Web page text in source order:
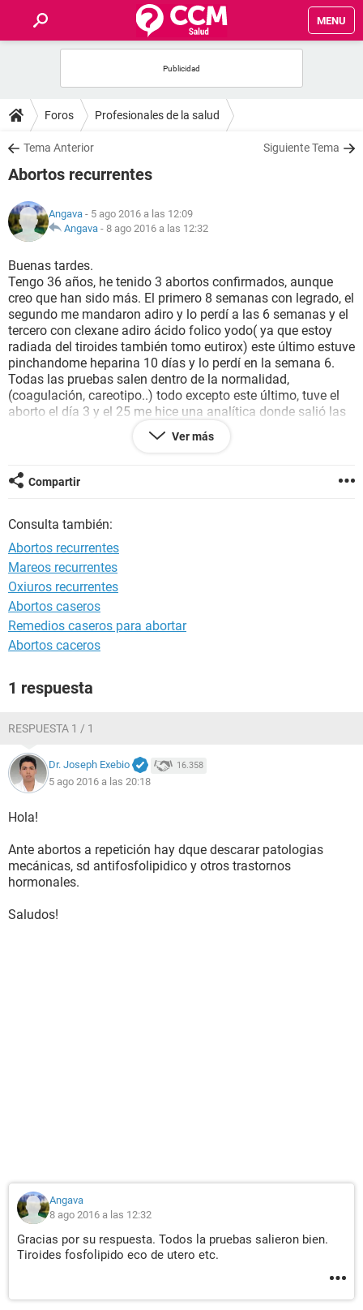
MENU
FOROS
SALUD
NUTRICIÓN
BIENESTAR
SEXUALIDAD
GLOSARIO
Foros Profesionales de la salud
Tema Anterior Siguiente Tema
Abortos recurrentes
Angava - 5 ago 2016 a las 12:09
Angava - 8 ago 2016 a las 12:32
Buenas tardes.
Tengo 36 años, he tenido 3 abortos confirmados, aunque
creo que han sido más. El primero 8 semanas con legrado, el
segundo me mandaron adiro y lo perdí a las 6 semanas y el
tercero con clexane adiro ácido folico yodo( ya que estoy
radiada del tiroides también tomo eutirox) este último estuve
pinchandome heparina 10 días y lo perdí en la semana 6.
Todas las pruebas salen dentro de la normalidad,
(coagulación, careotipo..) todo excepto este último, tuve el
aborto el día 3 y el 25 me hice una analítica donde salió las
NK al 25% pero me dijeron que era normal. El resto de
marido tiene una hija de una relación anterior y os podéis
imaginar la fustracion que siento. Ya no sé qué más probar.
psicológicamente me quedan fuerzas.
Ver más
Compartir
Consulta también:
Abortos recurrentes
Mareos recurrentes
Oxiuros recurrentes
Abortos caseros
Remedios caseros para abortar
Abortos caceros
1 respuesta
RESPUESTA 1 / 1
Dr. Joseph Exebio 16.358
5 ago 2016 a las 20:18
Hola!
Ante abortos a repetición hay dque descarar patologias
mecánicas, sd antifosfolipidico y otros trastornos
hormonales.
Saludos!
Angava
8 ago 2016 a las 12:32
Gracias por su respuesta. Todos la pruebas salieron bien.
Tiroides fosfolipido eco de utero etc.